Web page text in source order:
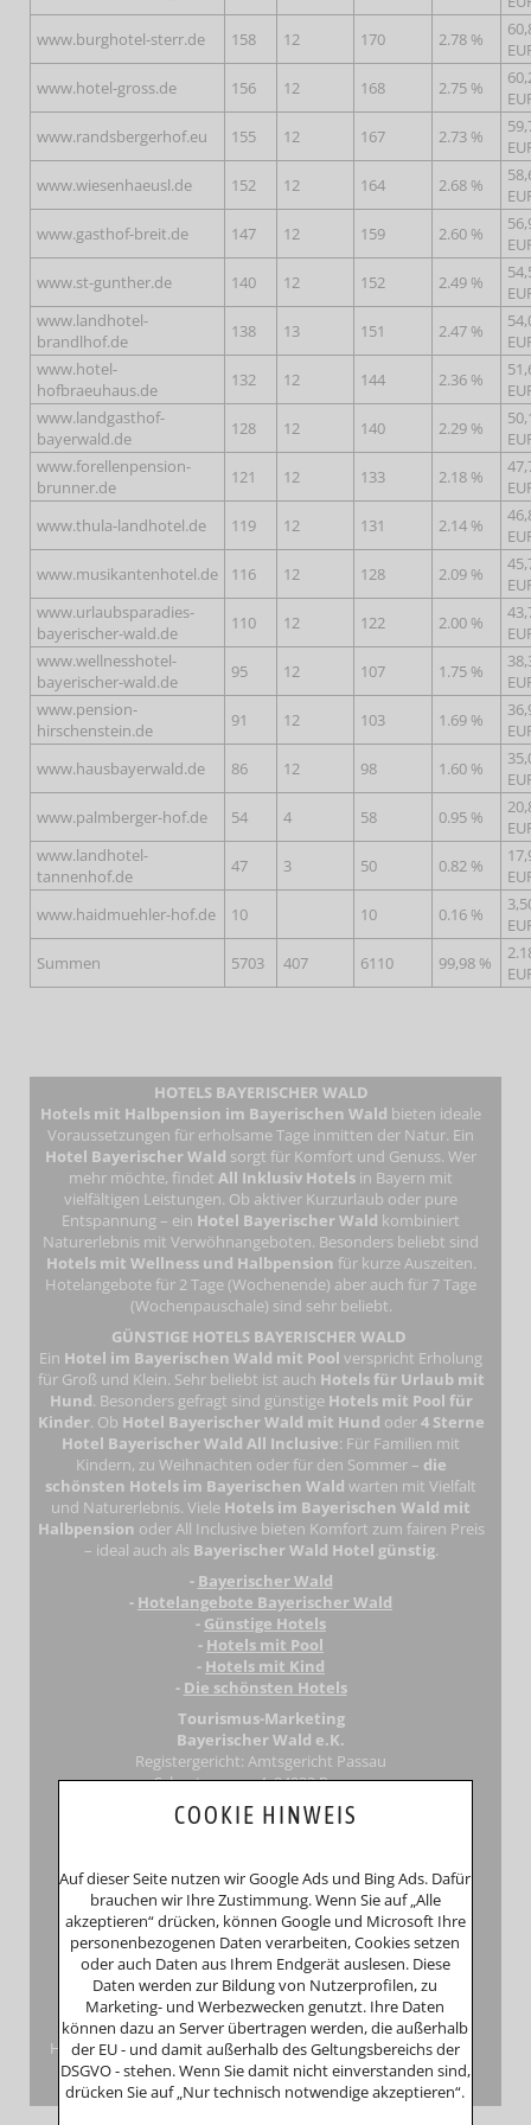
www.burghotel-sterr.de
158 12 170 2.78 %
www.hotel-gross.de
156 12 168 2.75 %
www.randsbergerhof.eu
155 12 167 2.73 %
www.wiesenhaeusl.de
152 12 164 2.68 %
www.gasthof-breit.de
147 12 159 2.60 %
www.st-gunther.de
140 12 152 2.49 %
www.landhotel-
brandlhof.de
138 13 151 2.47 %
www.hotel-
hofbraeuhaus.de
132 12 144 2.36 %
www.landgasthof-
bayerwald.de
128 12 140 2.29 %
www.forellenpension-
brunner.de
121 12 133 2.18 %
www.thula-landhotel.de
119 12 131 2.14 %
www.musikantenhotel.de
116 12 128 2.09 %
www.urlaubsparadies-
bayerischer-wald.de
110 12 122 2.00 %
www.wellnesshotel-
bayerischer-wald.de
95 12 107 1.75 %
www.pension-
hirschenstein.de
91 12 103 1.69 %
www.hausbayerwald.de
86 12 98 1.60 %
www.palmberger-hof.de
54 4 58 0.95 %
www.landhotel-
tannenhof.de
47 3 50 0.82 %
www.haidmuehler-hof.de
10 10 0.16 %
Summen
5703 407 6110 99,98 %
HOTELS BAYERISCHER WALD
Hotels mit Halbpension im Bayerischen Wald bieten ideale
Voraussetzungen für erholsame Tage inmitten der Natur. Ein
Hotel Bayerischer Wald sorgt für Komfort und Genuss. Wer
mehr möchte, findetAll Inklusiv Hotels in Bayern mit
vielfältigen Leistungen. Ob aktiver Kurzurlaub oder pure
Entspannung – ein Hotel Bayerischer Wald kombiniert
Naturerlebnis mit Verwöhnangeboten. Besonders beliebt sind
Hotels mit Wellness und Halbpension für kurze Auszeiten.
Hotelangebote für 2 Tage (Wochenende) aber auch für 7 Tage
(Wochenpauschale) sind sehr beliebt.
GÜNSTIGE HOTELS BAYERISCHER WALD
Ein Hotel im Bayerischen Wald mit Poolverspricht Erholung
für Groß und Klein. Sehr beliebt ist auch Hotels für Urlaub mit
Hund. Besonders gefragt sind günstige Hotels mit Pool für
Kinder. Ob Hotel Bayerischer Wald mit Hund oder4 Sterne
Hotel Bayerischer Wald All Inclusive: Für Familien mit
Kindern, zu Weihnachten oder für den Sommer – die
schönsten Hotels im Bayerischen Wald warten mit Vielfalt
und Naturerlebnis. Viele Hotels im Bayerischen Wald mit
Halbpension oder All Inclusive bieten Komfort zum fairen Preis
– ideal auch als Bayerischer Wald Hotel günstig.
- Bayerischer Wald
- Hotelangebote Bayerischer Wald
- Günstige Hotels
- Hotels mit Pool
- Hotels mit Kind
- Die schönsten Hotels
Tourismus-Marketing
Bayerischer Wald e.K.
Registergericht: Amtsgericht Passau
Schustergasse 4, 94032 Passau
HRA 12552
Inhaberin Anna Putz
94157 Perlesreut
Tel. 0049 (0)8555/691
Fax: 0049 (0)8555/8856
Internet:www.putzwerbung.de
eMail:info@putzwerbung.de
USt-ID: DE 358297667
St.Nr.: 157/259/80938
Impressum & Datenschutz
Hinweise zur Verbraucherstreitbeilegung: Das Unternehmen
nimmt nicht an Streitbeilegungsverfahren vor einer
Verbraucherschlichtungsstelle teil.
COOKIE HINWEIS
Auf dieser Seite nutzen wir Google Ads und Bing Ads. Dafür
brauchen wir Ihre Zustimmung. Wenn Sie auf „Alle
akzeptieren“ drücken, können Google und Microsoft Ihre
personenbezogenen Daten verarbeiten, Cookies setzen
oder auch Daten aus Ihrem Endgerät auslesen. Diese
Daten werden zur Bildung von Nutzerprofilen, zu
Marketing- und Werbezwecken genutzt. Ihre Daten
können dazu an Server übertragen werden, die außerhalb
der EU - und damit außerhalb des Geltungsbereichs der
DSGVO - stehen. Wenn Sie damit nicht einverstanden sind,
drücken Sie auf „Nur technisch notwendige akzeptieren“.